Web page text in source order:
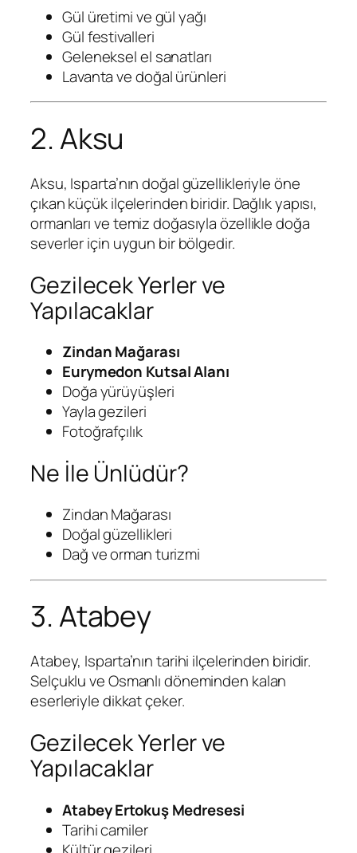
Gül üretimi ve gül yağı
Gül festivalleri
Geleneksel el sanatları
Lavanta ve doğal ürünleri
2. Aksu
Aksu, Isparta’nın doğal güzellikleriyle öne
çıkan küçük ilçelerinden biridir. Dağlık yapısı,
ormanları ve temiz doğasıyla özellikle doğa
severler için uygun bir bölgedir.
Gezilecek Yerler ve
Yapılacaklar
Zindan Mağarası
Eurymedon Kutsal Alanı
Doğa yürüyüşleri
Yayla gezileri
Fotoğrafçılık
Ne İle Ünlüdür?
Zindan Mağarası
Doğal güzellikleri
Dağ ve orman turizmi
3. Atabey
Atabey, Isparta’nın tarihi ilçelerinden biridir.
Selçuklu ve Osmanlı döneminden kalan
eserleriyle dikkat çeker.
Gezilecek Yerler ve
Yapılacaklar
Atabey Ertokuş Medresesi
Tarihi camiler